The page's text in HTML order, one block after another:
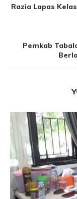
Razia Lapas
Pemkab